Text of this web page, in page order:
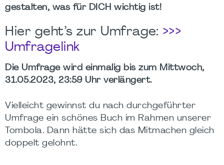
gestalten, was für DICH wichtig ist!
Hier geht’s zur Umfrage: >>>
Umfragelink
Die Umfrage wird einmalig bis zum Mittwoch,
31.05.2023, 23:59 Uhr verlängert.
Vielleicht gewinnst du nach durchgeführter
Umfrage ein schönes Buch im Rahmen unserer
Tombola. Dann hätte sich das Mitmachen gleich
doppelt gelohnt.